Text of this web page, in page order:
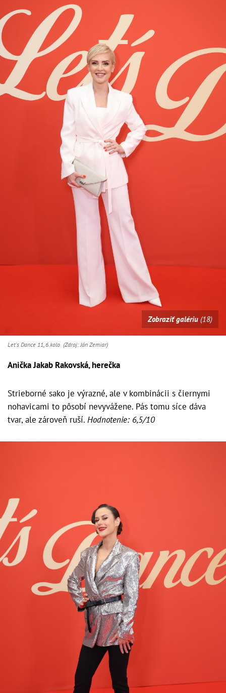
Zobraziť galériu (18)
Let's Dance 11, 6.kolo (Zdroj: Ján Zemiar)
Anička Jakab Rakovská, herečka
Strieborné sako je výrazné, ale v kombinácii s čiernymi
nohavicami to pôsobí nevyvážene. Pás tomu síce dáva
tvar, ale zároveň ruší. Hodnotenie: 6,5/10